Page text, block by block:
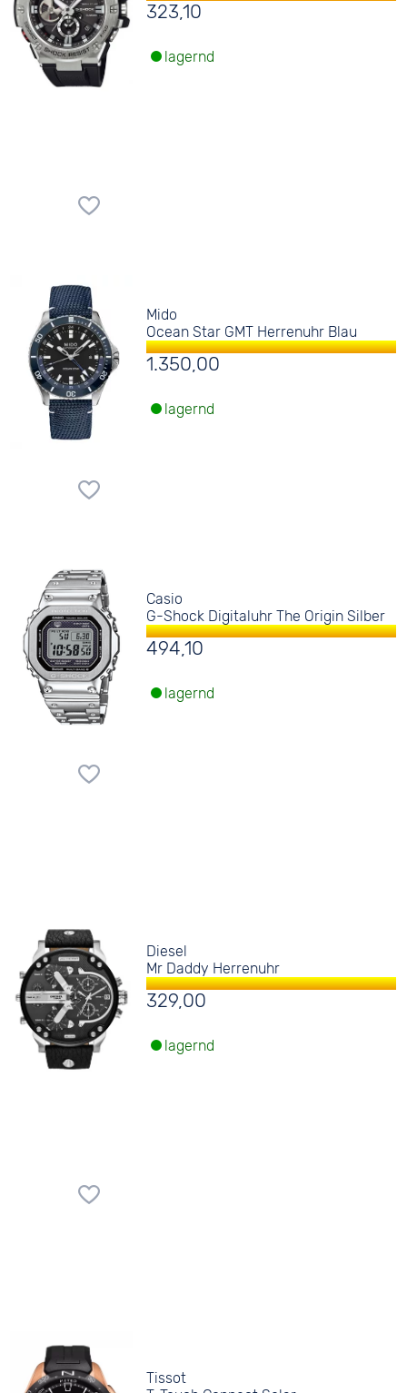
323,10
lagernd
Mido
Ocean Star GMT Herrenuhr Blau
1.350,00
lagernd
Casio
G-Shock Digitaluhr The Origin Silber
494,10
lagernd
Diesel
Mr Daddy Herrenuhr
329,00
lagernd
Tissot